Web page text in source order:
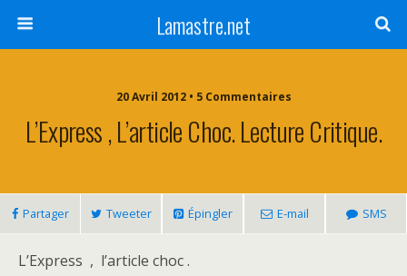
Lamastre.net
20 Avril 2012 • 5 Commentaires
L’Express , L’article Choc. Lecture Critique.
Partager Tweeter Épingler E-mail SMS
L’Express , l’article choc .